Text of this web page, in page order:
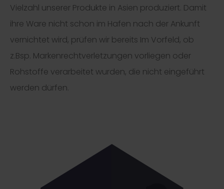
Vielzahl unserer Produkte in Asien produziert. Damit
ihre Ware nicht schon im Hafen nach der Ankunft
vernichtet wird, prüfen wir bereits Im Vorfeld, ob
z.Bsp. Markenrechtverletzungen vorliegen oder
Rohstoffe verarbeitet wurden, die nicht eingeführt
werden dürfen.